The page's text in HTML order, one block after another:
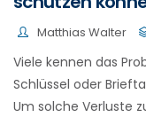
Matthias Walter
Viele kennen das
Schlüssel oder
Um solche Verluste